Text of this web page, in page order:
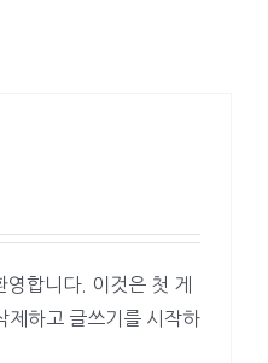
합니다. 이것은 첫 게
제하고 글쓰기를 시작하